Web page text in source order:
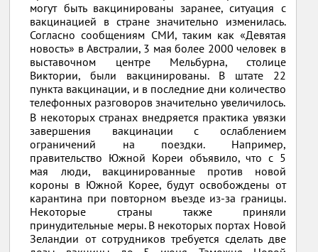
могут быть вакцинированы заранее, ситуация с
вакцинацией в стране значительно изменилась.
Согласно сообщениям СМИ, таким как «Девятая
новость» в Австралии, 3 мая более 2000 человек в
выставочном центре Мельбурна, столице
Виктории, были вакцинированы. В штате 22
пункта вакцинации, и в последние дни количество
телефонных разговоров значительно увеличилось.
В некоторых странах внедряется практика увязки
завершения вакцинации с ослаблением
ограничений на поездки. Например,
правительство Южной Кореи объявило, что с 5
мая люди, вакцинированные против новой
короны в Южной Корее, будут освобождены от
карантина при повторном въезде из-за границы.
Некоторые страны также приняли
принудительные меры. В некоторых портах Новой
Зеландии от сотрудников требуется сделать две